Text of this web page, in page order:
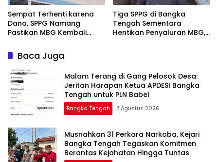
‎Sempat Terhenti karena
Dana, SPPG Namang
Pastikan MBG Kembali
‎Tiga SPPG di Bangka
Tengah Sementara
Hentikan Penyaluran MBG,
Baca Juga
Malam Terang di Gang Pelosok Desa:
Jeritan Harapan Ketua APDESI Bangka
Tengah untuk PLN Babel
Bangka Tengah 7 Agustus 2026
Musnahkan 31 Perkara Narkoba, Kejari
Bangka Tengah Tegaskan Komitmen
Berantas Kejahatan Hingga Tuntas